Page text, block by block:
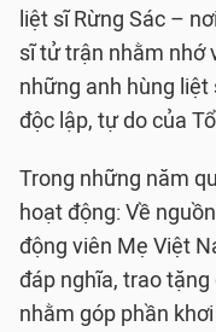
liệt sĩ Rừng Sác –
sĩ tử trận nhằm nhớ
những anh hùng liệt
độc lập, tự do của
Trong những năm
hoạt động: Về
động viên Mẹ Việt
đáp nghĩa, trao
nhằm góp phần